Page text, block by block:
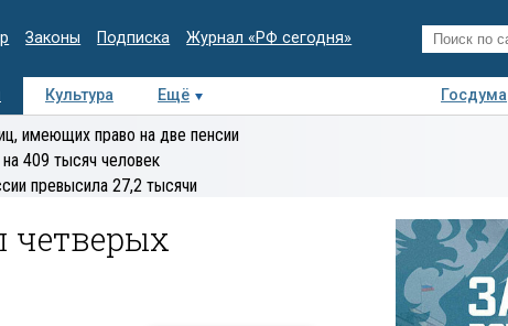
Законы Подписка Журнал «РФ сегодня»
Культура Ещё Госдума
Колумнисты
Деловая
имеющих право на две пенсии
409 тысяч человек
превысила 27,2 тысячи
четверых